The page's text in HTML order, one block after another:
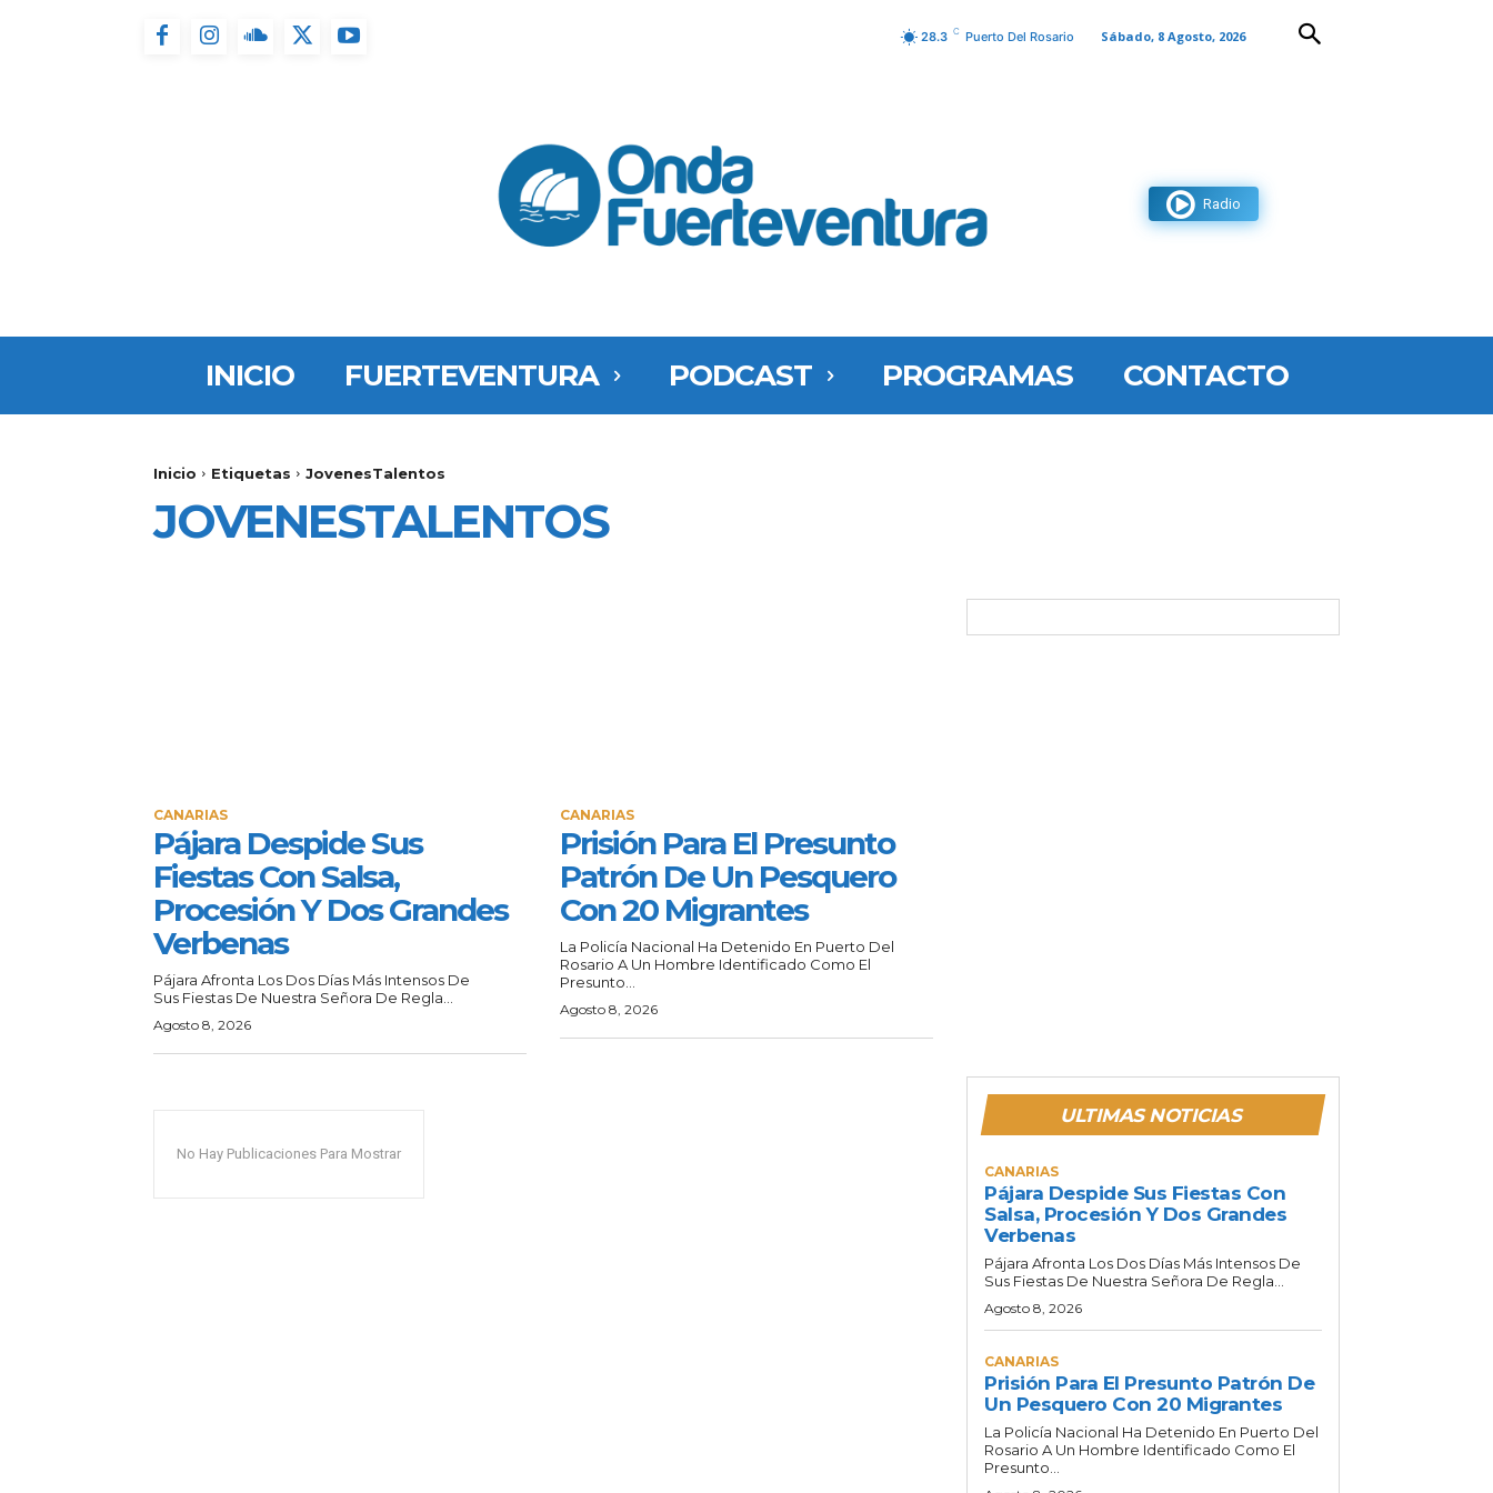
28.3 C Puerto Del Rosario Sábado, 8 Agosto, 2026
Radio
INICIO FUERTEVENTURA PODCAST PROGRAMAS CONTACTO
Inicio Etiquetas JovenesTalentos
JOVENESTALENTOS
CANARIAS
Pájara Despide Sus
Fiestas Con Salsa,
Procesión Y Dos Grandes
Verbenas
Pájara Afronta Los Dos Días Más Intensos De
Sus Fiestas De Nuestra Señora De Regla...
Agosto 8, 2026
CANARIAS
Prisión Para El Presunto
Patrón De Un Pesquero
Con 20 Migrantes
La Policía Nacional Ha Detenido En Puerto Del
Rosario A Un Hombre Identificado Como El
Presunto...
Agosto 8, 2026
No Hay Publicaciones Para Mostrar
ULTIMAS NOTICIAS
CANARIAS
Pájara Despide Sus Fiestas Con
Salsa, Procesión Y Dos Grandes
Verbenas
Pájara Afronta Los Dos Días Más Intensos De
Sus Fiestas De Nuestra Señora De Regla...
Agosto 8, 2026
CANARIAS
Prisión Para El Presunto Patrón De
Un Pesquero Con 20 Migrantes
La Policía Nacional Ha Detenido En Puerto Del
Rosario A Un Hombre Identificado Como El
Presunto...